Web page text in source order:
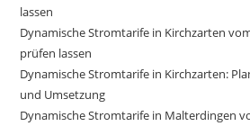
lassen
Dynamische Stromtarife in Kirchzarten
prüfen lassen
Dynamische Stromtarife in Kirchzarten:
und Umsetzung
Dynamische Stromtarife in Malterdingen